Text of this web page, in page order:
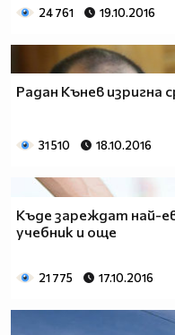
24 761 19.10.2016
Радан Кънев изригна
31 510 18.10.2016
Къде зареждат най-
учебник и още
21 775 17.10.2016